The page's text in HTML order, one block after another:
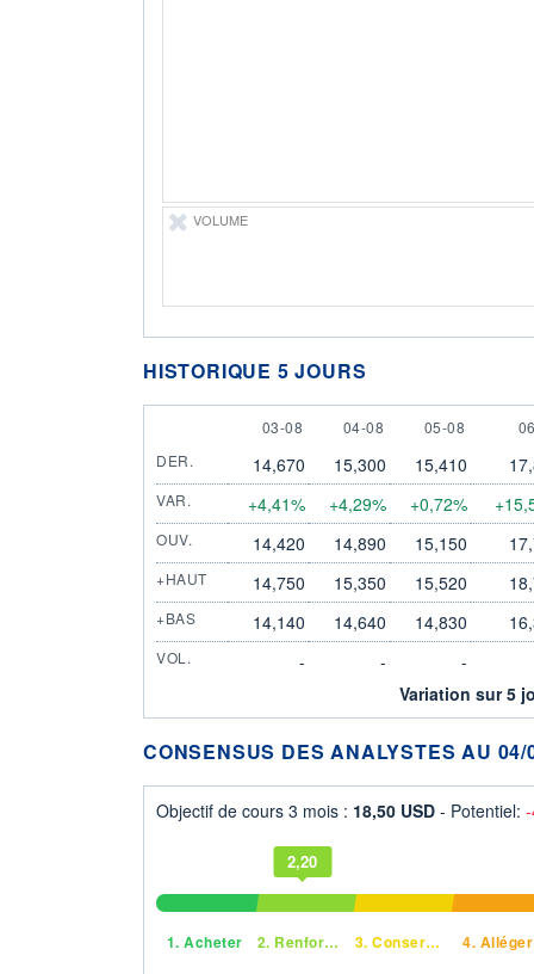
VOLUME
HISTORIQUE 5 JOURS
3 AUGUST
03-08 4 AUGUST
04-08 5 AUGUST
05-08 6
DER.
14,670 15,300 15,410
VAR. +4,41% +4,29% +0,72%
OUV. 14,420 14,890 15,150
+HAUT 14,750 15,350 15,520
+BAS 14,140 14,640 14,830
VOL. - - -
Variation sur 5
CONSENSUS DES ANALYSTES AU 04/
Objectif de cours 3 mois : 18,50 USD - Potentiel:
1. Acheter
2,20
2. Renforcer 3. Conserver 4. Alléger